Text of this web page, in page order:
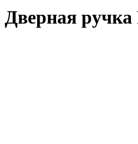
Дверная ручка